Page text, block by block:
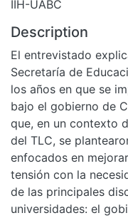
IIH-UABC
Description
El entrevistado
Secretaría de
los años en que se
bajo el gobierno de
que, en un contexto
del TLC, se
enfocados en
tensión con la
de las principales
universidades: el